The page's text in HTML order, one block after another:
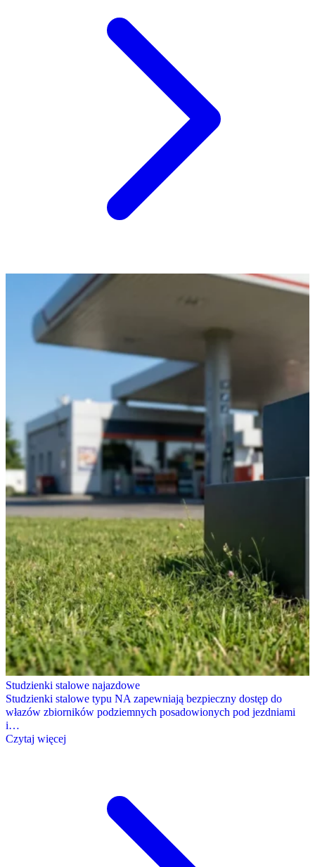
Studzienki stalowe najazdowe
Studzienki stalowe typu NA zapewniają bezpieczny dostęp do
włazów zbiorników podziemnych posadowionych pod jezdniami
i…
Czytaj więcej